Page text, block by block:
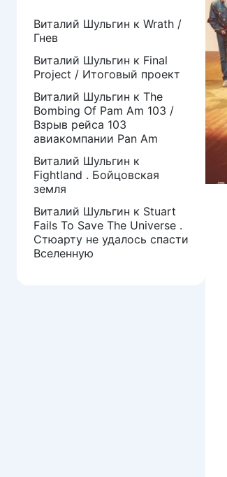
Виталий Шульгин к Wrath /
Гнев
Виталий Шульгин к Final
Project / Итоговый проект
Виталий Шульгин к The
Bombing Of Pam Am 103 /
Взрыв рейса 103
авиакомпании Pan Am
Виталий Шульгин к
Fightland . Бойцовская
земля
Виталий Шульгин к Stuart
Fails To Save The Universe .
Стюарту не удалось спасти
Вселенную